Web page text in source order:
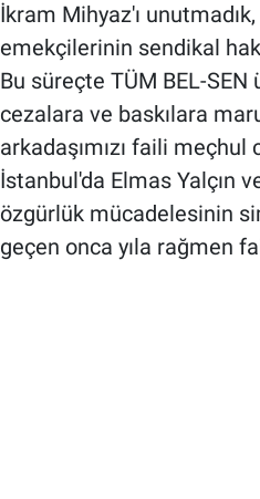
İkram Mihyaz'ı
emekçilerinin sendikal
Bu süreçte TÜM BEL-
cezalara ve baskılara
arkadaşımızı faili
İstanbul'da Elmas Yalçın
özgürlük mücadelesinin
geçen onca yıla rağmen